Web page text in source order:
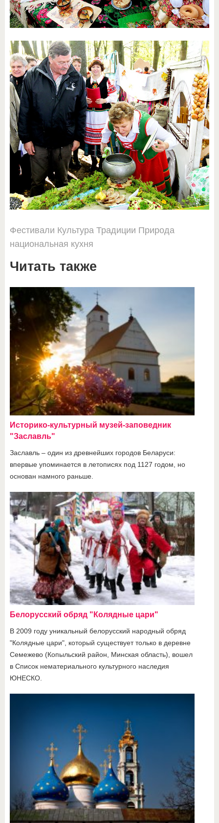
Фестивали Культура Традиции Природа
национальная кухня
Читать также
Историко-культурный музей-заповедник
"Заславль"
Заславль – один из древнейших городов Беларуси:
впервые упоминается в летописях под 1127 годом, но
основан намного раньше.
Белорусский обряд "Колядные цари"
В 2009 году уникальный белорусский народный обряд
"Колядные цари", который существует только в деревне
Семежево (Копыльский район, Минская область), вошел
в Список нематериального культурного наследия
ЮНЕСКО.